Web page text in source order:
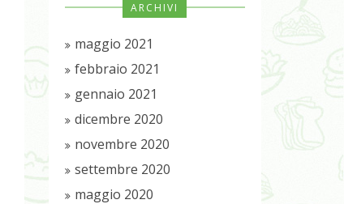
ARCHIVI
maggio 2021
febbraio 2021
gennaio 2021
dicembre 2020
novembre 2020
settembre 2020
maggio 2020